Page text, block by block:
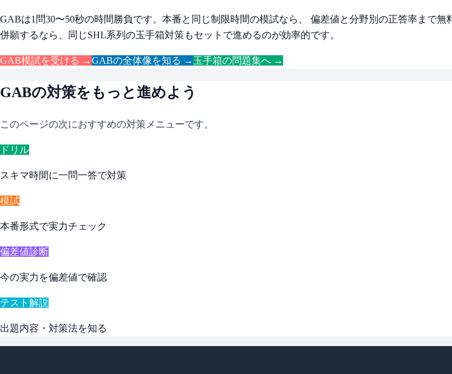
GABは1問30〜50秒の時間勝負です。本番と同じ制限時間の模試なら、 偏差値と分野別の正答率まで
併願するなら、同じSHL系列の玉手箱対策もセットで進めるのが効率的です。
GAB模試を受ける →GABの全体像を知る → 玉手箱の問題集へ →
GABの対策をもっと進めよう
このページの次におすすめの対策メニューです。
ドリル
スキマ時間に一問一答で対策
模試
本番形式で実力チェック
偏差値診断
今の実力を偏差値で確認
テスト解説
出題内容・対策法を知る